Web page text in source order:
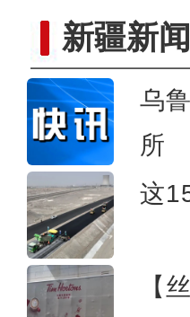
新疆新
乌
所
这
【
新